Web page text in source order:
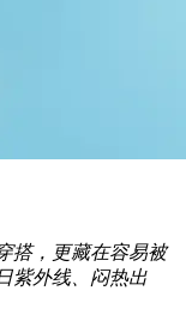
搭，更藏在容易被
紫外线、闷热出